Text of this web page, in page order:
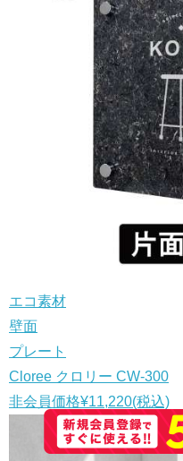
エコ素材
壁面
プレート
Cloree クロリー CW-300
非会員価格¥11,220(税込)